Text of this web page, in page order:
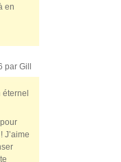
en
par Gill
éternel
! J’aime